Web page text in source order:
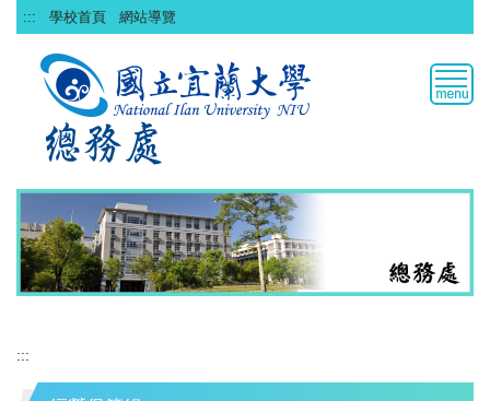
跳
到
::: 學校首頁 網站導覽
:::